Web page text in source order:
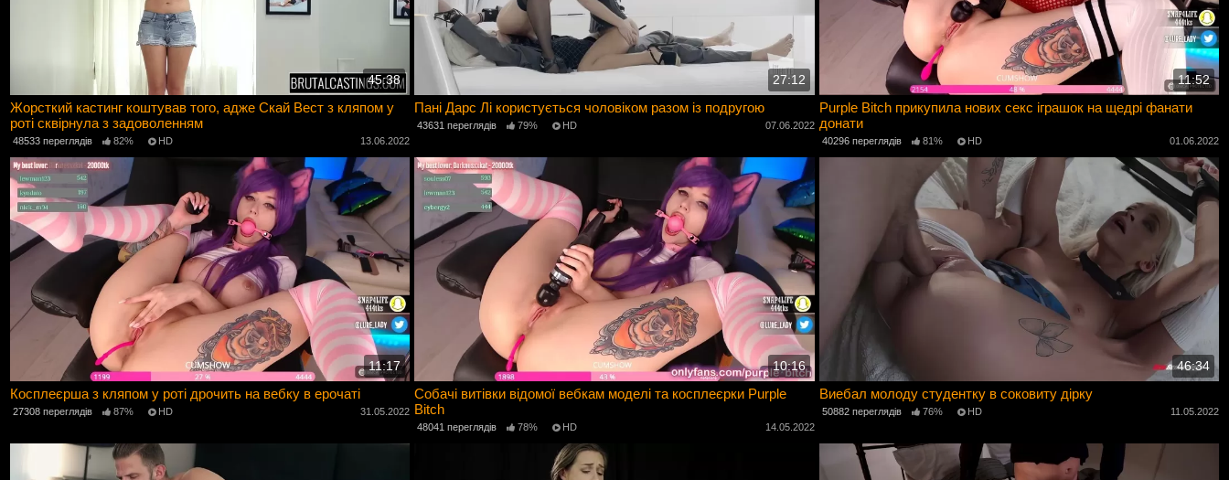
45:38
Жорсткий кастинг коштував того, адже Скай Вест з кляпом у
роті сквірнула з задоволенням
48533 переглядів 82% HD 13.06.2022
27:12
Пані Дарс Лі користується чоловіком разом із подругою
43631 переглядів 79% HD 07.06.2022
11:52
Purple Bitch прикупила нових секс іграшок на щедрі фанати
донати
40296 переглядів 81% HD 01.06.2022
11:17
Косплеєрша з кляпом у роті дрочить на вебку в ерочаті
27308 переглядів 87% HD 31.05.2022
10:16
Собачі витівки відомої вебкам моделі та косплеєрки Purple
Bitch
48041 переглядів 78% HD 14.05.2022
46:34
Виебал молоду студентку в соковиту дірку
50882 переглядів 76% HD 11.05.2022